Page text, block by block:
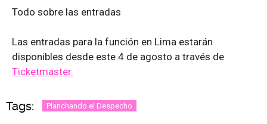
Todo sobre las entradas
Las entradas para la función en Lima estarán
disponibles desde este 4 de agosto a través de
Ticketmaster.
Tags: Planchando el Despecho